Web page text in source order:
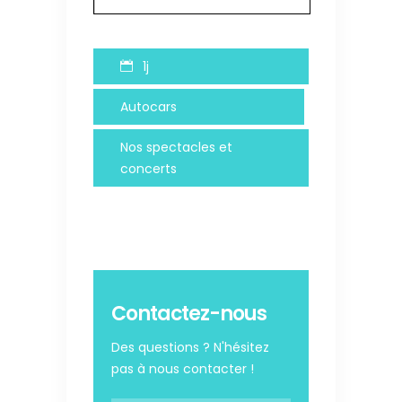
1j
Autocars
Nos spectacles et
concerts
Contactez-nous
Des questions ? N'hésitez
pas à nous contacter !